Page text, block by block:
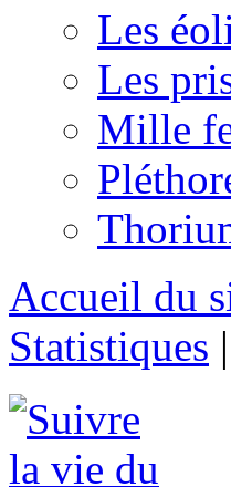
Les
Les
Mille
Accueil du
Statistiques |